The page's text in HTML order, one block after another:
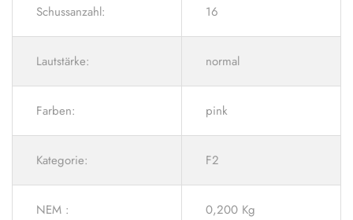
Schussanzahl: 16
Lautstärke: normal
Farben: pink
Kategorie: F2
NEM : 0,200 Kg